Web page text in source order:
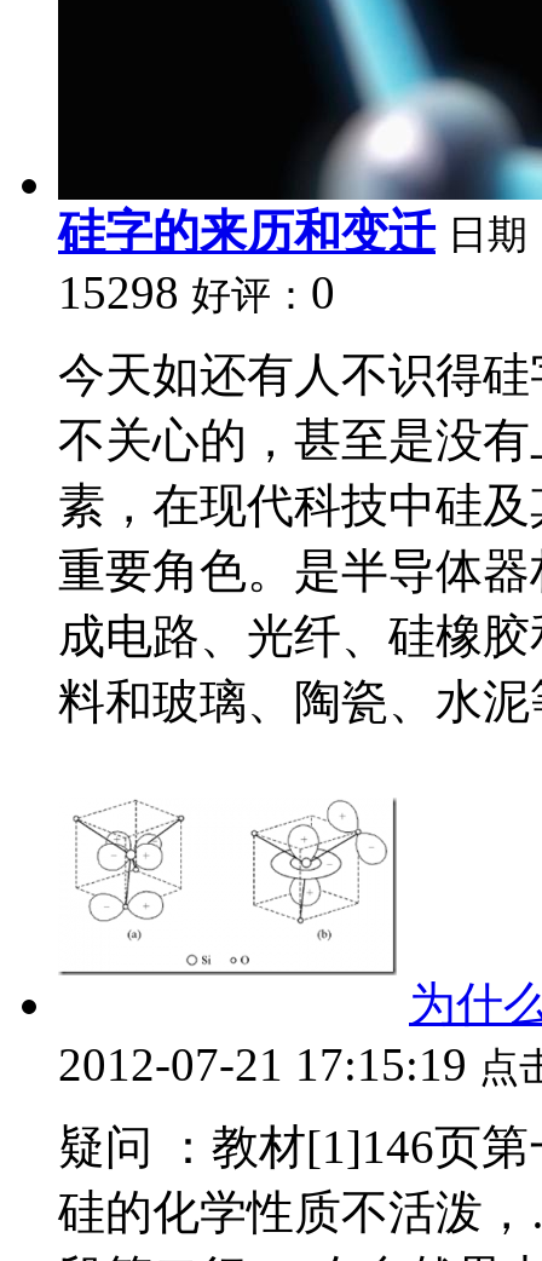
硅字的来历和变迁 日期
15298 好评： 0
今天如还有人不识得
不关心的，甚至是没
素，在现代科技中硅
重要角色。是半导体
成电路、光纤、硅橡
料和玻璃、陶瓷、水泥
为什
2012-07-21 17:15:19 点
疑问 ：教材[1]146页
硅的化学性质不活泼